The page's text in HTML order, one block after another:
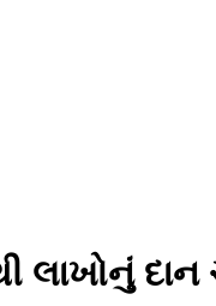
લાખોનું